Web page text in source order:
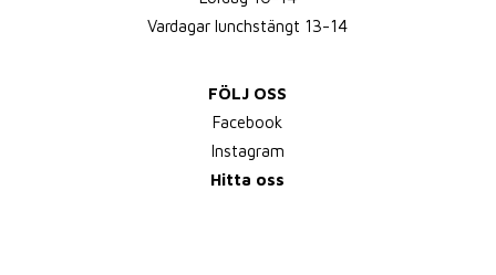
Vardagar lunchstängt 13-14
FÖLJ OSS
Facebook
Instagram
Hitta oss